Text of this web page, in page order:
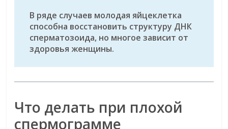
В ряде случаев молодая яйцеклетка
способна восстановить структуру ДНК
сперматозоида, но многое зависит от
здоровья женщины.
Что делать при плохой
спермограмме